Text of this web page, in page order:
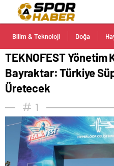
Bilim & Teknoloji Doğa
Üretecek
TEKNOFEST Yönetim
Bayraktar: Türkiye
Üretecek
1